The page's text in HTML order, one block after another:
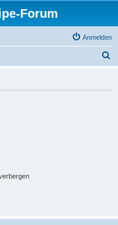
Forum
Anmelden